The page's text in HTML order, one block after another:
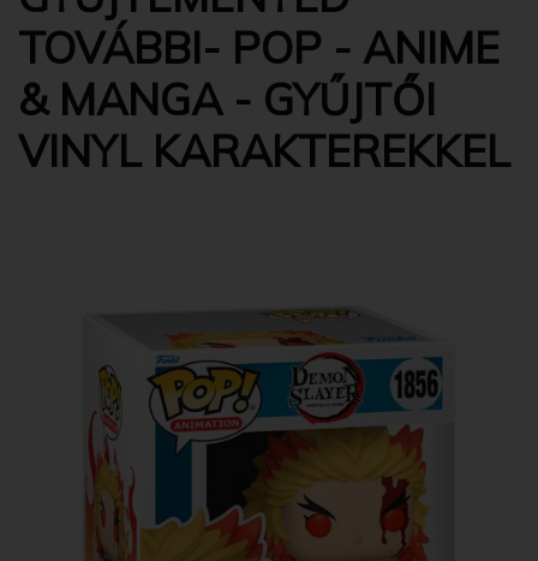
TOVÁBBI- POP - ANIME
& MANGA - GYŰJTŐI
VINYL KARAKTEREKKEL